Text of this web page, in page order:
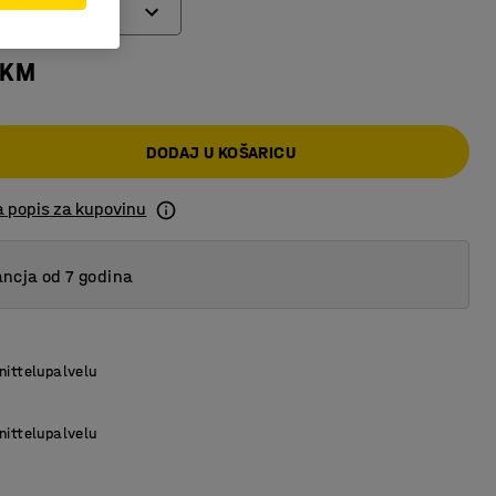
DODAJ U KOŠARICU
popis za kupovinu
od 7 godina